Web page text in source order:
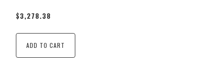
$3,278.38
ADD TO CART